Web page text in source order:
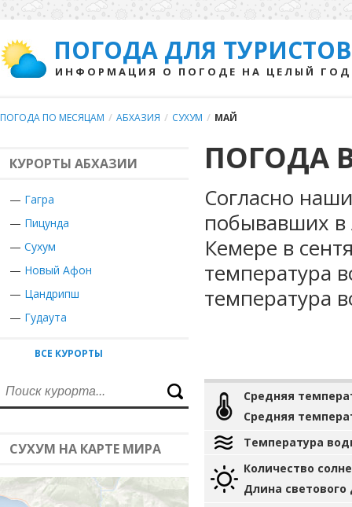
ПОГОДА ДЛЯ ТУРИСТОВ
ИНФОРМАЦИЯ О ПОГОДЕ НА ЦЕЛЫЙ ГОД
ПОГОДА ПО МЕСЯЦАМ / АБХАЗИЯ / СУХУМ / МАЙ
КУРОРТЫ АБХАЗИИ
— Гагра
— Пицунда
— Сухум
— Новый Афон
— Цандрипш
— Гудаута
ВСЕ КУРОРТЫ
СУХУМ НА КАРТЕ МИРА
ПОГОДА
Согласно
побывавших в
Кемере в
температура
температура
Средняя
Средняя
Температура
Количество
Длина светового